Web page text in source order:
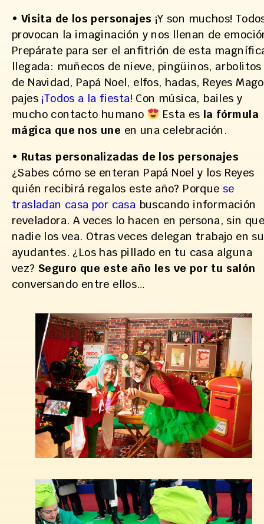
• Visita de los personajes ¡Y son muchos!
provocan la imaginación y nos llenan de
Prepárate para ser el anfitrión de esta
llegada: muñecos de nieve, pingüinos, arbolitos
de Navidad, Papá Noel, elfos, hadas, Reyes
pajes ¡Todos a la fiesta! Con música, bailes y
mucho contacto humano
Esta es la fórmula
mágica que nos une en una celebración.
• Rutas personalizadas de los personajes
¿Sabes cómo se enteran Papá Noel y los Reyes
quién recibirá regalos este año? Porque se
trasladan casa por casa buscando información
reveladora. A veces lo hacen en persona, sin
nadie los vea. Otras veces delegan trabajo en
ayudantes. ¿Los has pillado en tu casa alguna
vez? Seguro que este año les ve por tu salón
conversando entre ellos…